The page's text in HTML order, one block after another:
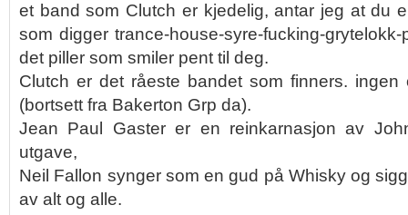
et band som Clutch er kjedelig, antar jeg at du
som digger trance-house-syre-fucking-
det piller som smiler pent til deg.
Clutch er det råeste bandet som finners. ingen
(bortsett fra Bakerton Grp da).
Jean Paul Gaster er en reinkarnasjon av
utgave,
Neil Fallon synger som en gud på Whisky og
av alt og alle.